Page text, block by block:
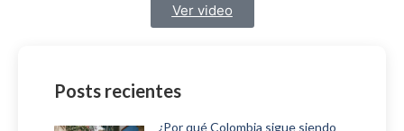
Ver video
Posts recientes
¿Por qué Colombia sigue siendo